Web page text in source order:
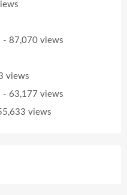
- 87,070 views
views
- 63,177 views
views